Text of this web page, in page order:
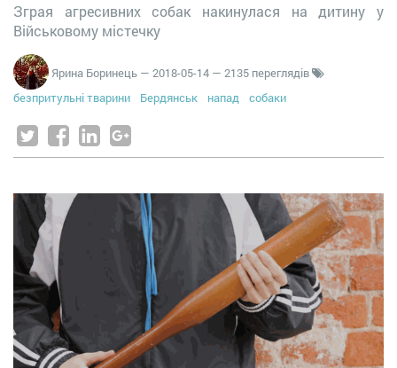
Зграя агресивних собак накинулася на дитину у
Військовому містечку
Ярина Боринець — 2018-05-14 — 2135 переглядів
безпритульні тварини
Бердянськ напад собаки